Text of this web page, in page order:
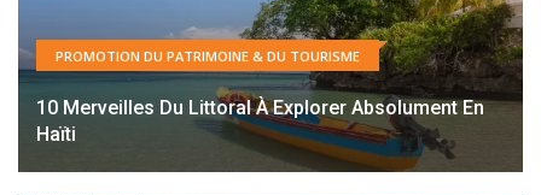
PROMOTION DU PATRIMOINE & DU TOURISME
10 Merveilles Du Littoral À Explorer Absolument En
Haïti